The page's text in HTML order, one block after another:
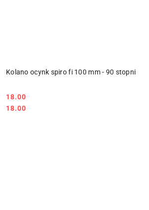
Kolano ocynk spiro fi 100 mm - 90 stopni
Cena:
18.00
Cena:
18.00